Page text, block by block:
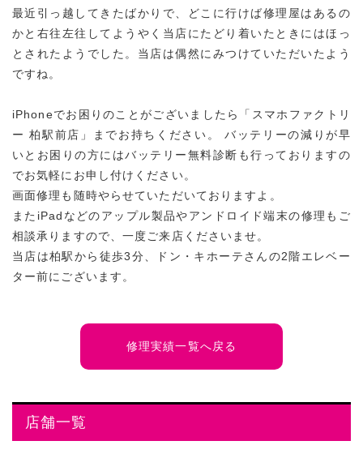
最近引っ越してきたばかりで、どこに行けば修理屋はあるの
かと右往左往してようやく当店にたどり着いたときにはほっ
とされたようでした。当店は偶然にみつけていただいたよう
ですね。
iPhoneでお困りのことがございましたら「スマホファクトリ
ー 柏駅前店」までお持ちください。 バッテリーの減りが早
いとお困りの方にはバッテリー無料診断も行っておりますの
でお気軽にお申し付けください。
画面修理も随時やらせていただいておりますよ。
またiPadなどのアップル製品やアンドロイド端末の修理もご
相談承りますので、一度ご来店くださいませ。
当店は柏駅から徒歩3分、ドン・キホーテさんの2階エレベー
ター前にございます。
修理実績一覧へ戻る
店舗一覧